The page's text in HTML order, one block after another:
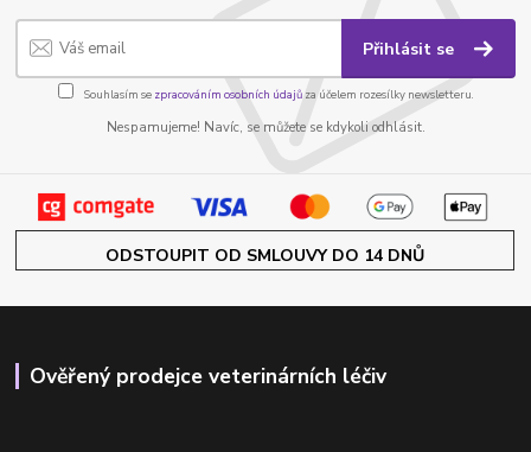
Přihlásit se
Souhlasím se zpracováním osobních údajůza účelem rozesílky newsletteru.
Nespamujeme! Navíc, se můžete se kdykoli odhlásit.
ODSTOUPIT OD SMLOUVY DO 14 DNŮ
Ověřený prodejce veterinárních léčiv